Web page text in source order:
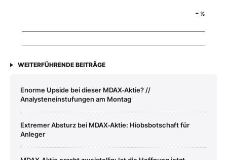
- %
WEITERFÜHRENDE BEITRÄGE
Enorme Upside bei dieser MDAX‑Aktie? //
Analysteneinstufungen am Montag
Extremer Absturz bei MDAX‑Aktie: Hiobsbotschaft für
Anleger